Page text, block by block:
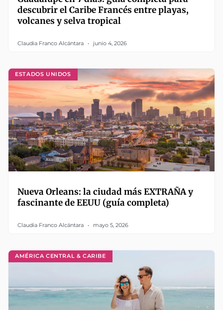
descubrir el Caribe Francés entre playas,
volcanes y selva tropical
Claudia Franco Alcántara junio 4, 2026
ESTADOS UNIDOS
Nueva Orleans: la ciudad más EXTRAÑA y
fascinante de EEUU (guía completa)
Claudia Franco Alcántara mayo 5, 2026
AMÉRICA CENTRAL & CARIBE